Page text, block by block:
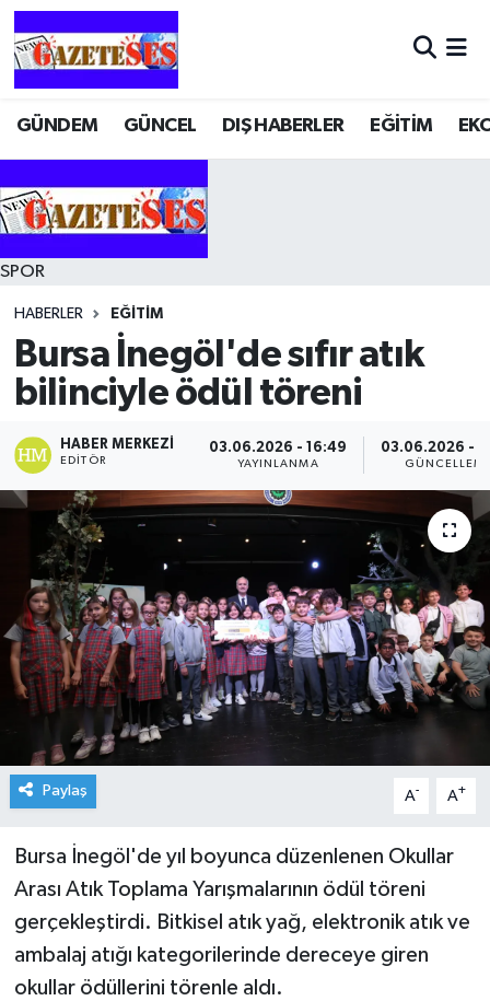
GÜNDEM GÜNCEL DIŞ HABERLER EĞİTİM
SPOR
HABERLER EĞİTİM
Bursa İnegöl'de sıfır atık
bilinciyle ödül töreni
HABER MERKEZI
EDITÖR
03.06.2026 - 16:49
YAYINLANMA
03.06.2026 -
Paylaş A- A+
Bursa İnegöl'de yıl boyunca düzenlenen Okullar
Arası Atık Toplama Yarışmalarının ödül töreni
gerçekleştirdi. Bitkisel atık yağ, elektronik atık ve
ambalaj atığı kategorilerinde dereceye giren
okullar ödüllerini törenle aldı.